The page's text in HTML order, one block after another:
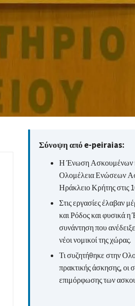
Σύνοψη από e-peiraias:
Η Ένωση Ασκουμένων
Ολομέλεια Ενώσεων
Ηράκλειο Κρήτης στις
Στις εργασίες έλαβαν
και Ρόδος και φυσικά
συνάντηση που
νέοι νομικοί της χώρας.
Τι συζητήθηκε στην
πρακτικής άσκησης, οι
επιμόρφωσης των